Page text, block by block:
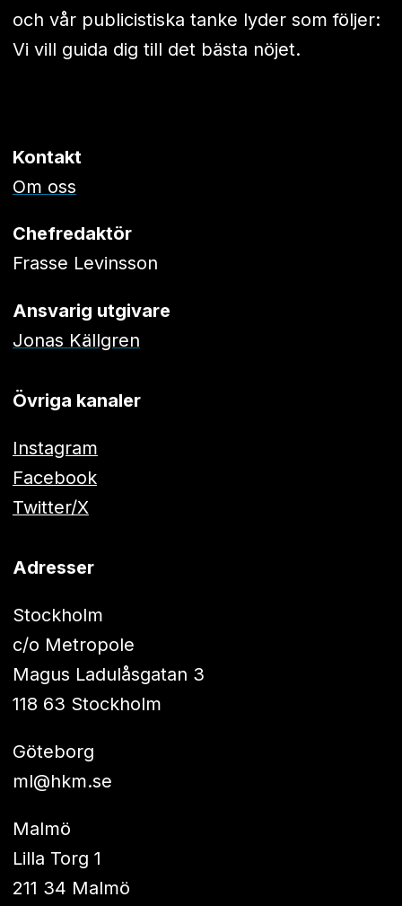
och vår publicistiska tanke lyder som följer:
Vi vill guida dig till det bästa nöjet.
Kontakt
Om oss
Chefredaktör
Frasse Levinsson
Ansvarig utgivare
Jonas Källgren
Övriga kanaler
Instagram
Facebook
Twitter/X
Adresser
Stockholm
c/o Metropole
Magus Ladulåsgatan 3
118 63 Stockholm
Göteborg
ml@hkm.se
Malmö
Lilla Torg 1
211 34 Malmö